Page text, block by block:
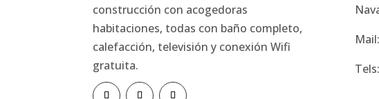
construcción con acogedoras
habitaciones, todas con baño completo,
calefacción, televisión y conexión Wifi
gratuita.
Mail:
Tels: